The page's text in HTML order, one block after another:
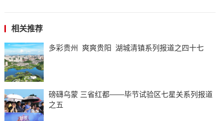
相关推荐
多彩贵州 爽爽贵阳 湖城清镇系列报道之四十七
磅礴乌蒙 三省红都——毕节试验区七星关系列报道
之五